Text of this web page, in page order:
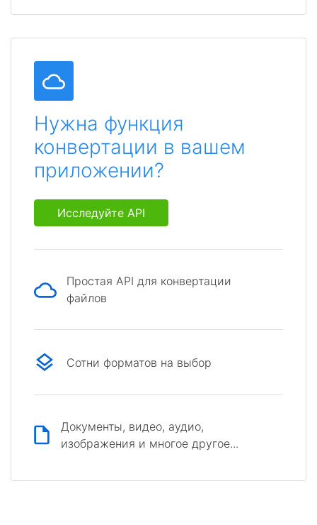
Нужна функция
конвертации в вашем
приложении?
Исследуйте API
Простая API для конвертации
файлов
Сотни форматов на выбор
Документы, видео, аудио,
изображения и многое другое...